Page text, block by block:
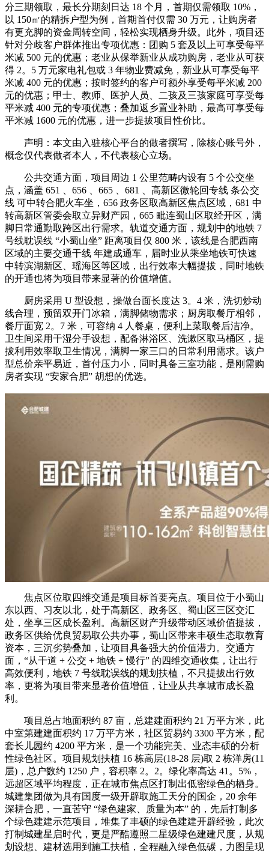
分三期领取，最长分期刻日达 18 个月，首期仅需领取 10%，
以 150㎡的精拆户型为例，首期首付仅需 30 万元，让购房者
有更充脚的资金周转空间，轻松实现栖身升级。此外，项目还
针对分歧客户群体推出专项优惠：团购 5 套及以上可享受每平
米减 500 元的优惠；老业从保举新业从成功购房，老业从可获
得 2。5 万元家电礼包或 3 年物业费减免，新业从可享受每平
米减 400 元的优惠；按时签约的客户可额外享受每平米减 200
元的优惠；甲士、教师、医护人员、二孩及三孩家庭可享受每
平米减 400 元的专项优惠；叠加返乡置业补助，最高可享受每
平米减 1600 元的优惠，进一步提拔项目性价比。
声明：本文由入驻核心平台的做者撰写，除核心账号外，
概念仅代表做者本人，不代表核心立场。
公共交通方面，项目周边 1 公里范畴内设有 5 个公交坐
点，涵盖 651 、656 、665 、681 、高新区微轮回专线 条公交
线 可中转合肥火车坐，656 政务区取高新区焦点区域，681 中
转高新区管委会取立异财产园，665 毗连蜀山区取经开区，满
脚日常通勤取跨区出行需求。轨道交通方面，规划中的地铁 7
号线耽误线 “小蜀山坐” 距离项目仅 800 米，该线是合肥西南
区域的主要交通干线 年建成通车，届时业从乘坐地铁可快速
中转滨湖新区、瑶海区等区域，出行效率大幅提拔，同时地铁
的开通也将为项目带来显著的价值增值。
厨房采用 U 型设想，操做台面长度达 3。4 米，洗切炒动
线合理，预留双开门冰箱，满脚储物需求；厨房取餐厅相邻，
餐厅面宽 2。7 米，可容纳 4 人餐桌，便利上菜取餐后洁净。
卫生间采用干湿分手设想，配备淋浴区、洗漱区取马桶区，提
拔利用效率取卫生情况，满脚一家三口的日常利用需求。该户
型总价亲平易近，首付压力小，同时具备三室功能，是刚需购
房者实现 “安家合肥” 胡想的优选。
焦点区位取四维交通是项目标首要亮点。项目位于小蜀山
东以西、习友以北，处于高新区、政务区、蜀山区三区交汇
处，坐享三区成长盈利。高新区财产升级带动区域价值提拔，
政务区供给优良贸易取公共办事，蜀山区带来丰硕生态取教育
资本，三沉劣势叠加，让项目具备强大的价值潜力。交通方
面，“从干道 + 公交 + 地铁 + 慢行” 的四维交通收集，让出行
高效便利，地铁 7 号线耽误线的规划扶植，不只提拔出行效
率，更将为项目带来显著价值增值，让业从共享城市成长盈
利。
项目总占地面积约 87 亩，总建建面积约 21 万平方米，此
中室第建建面积约 17 万平方米，社区贸易约 3300 平方米，配
套长儿园约 4200 平方米，是一个功能完美、业态丰硕的分析
性绿色社区。项目规划扶植 16 栋高层(18-28 层)取 2 栋洋房(11
层)，总户数约 1250 户，容积率 2。2。绿化率高达 41。5%，
远超区域平均程度，正在城市焦点区打制出低密绿色的栖身。
城建集团做为具有国度一级开辟取施工天分的国企，20 余年
深耕合肥，一直苦守 “绿色建家、质量为本” 的，先后打制多
个绿色建建示范项目，堆集了丰硕的绿色建建开辟经验，此次
打制城建星启时代，更是严酷遵照二星级绿色建建尺度，从规
划设想、建材选用到施工扶植，全程融入绿色低碳，力图呈现